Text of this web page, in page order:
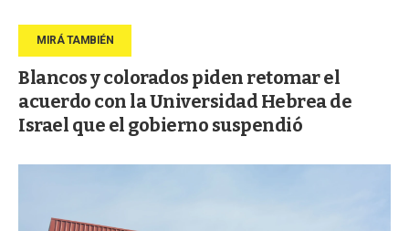
Blancos y colorados piden retomar el
acuerdo con la Universidad Hebrea de
Israel que el gobierno suspendió